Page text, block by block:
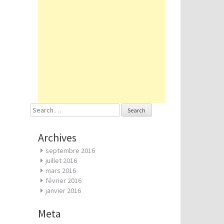
Search
Archives
septembre 2016
juillet 2016
mars 2016
février 2016
janvier 2016
Meta